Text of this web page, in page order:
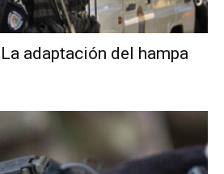
adaptación del hampa